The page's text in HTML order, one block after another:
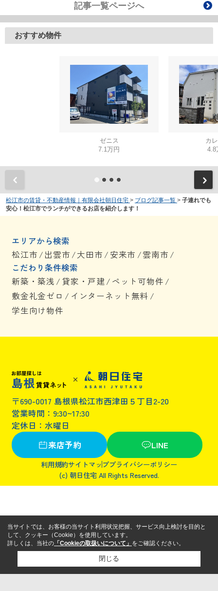
記事一覧ページへ
おすすめ物件
ゼニス
7.1万円
カ
4.8
松江市の賃貸・不動産情報｜有限会社朝日住宅 > ブログ記事一覧 > 子連れでも
安心！松江市でランチができるお店を紹介します！
エリアから検索
松江市 / 出雲市 /大田市 / 安来市 /雲南市 /
こだわり条件検索
新築・築浅 / 貸家・戸建/ ペット可物件 /
敷金礼金ゼロ / インターネット無料 /
学生向け物件
〒690-0017 島根県松江市西津田５丁目2-20
営業時間：9:30~17:30
定休日：水曜日
来店予約
LINE
利用規約サイトマッププライバシーポリシー
(c) 朝日住宅 All Rights Reserved.
当サイトでは、お客様の当サイト利用状況把握、サービス向上検討を目的と
して、クッキー（Cookie）を使用しています。
詳しくは、当社の 「Cookieの取扱いについて」 をご確認ください。
閉じる